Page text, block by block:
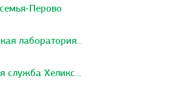
Перово
лаборатория…
служба Хеликс…